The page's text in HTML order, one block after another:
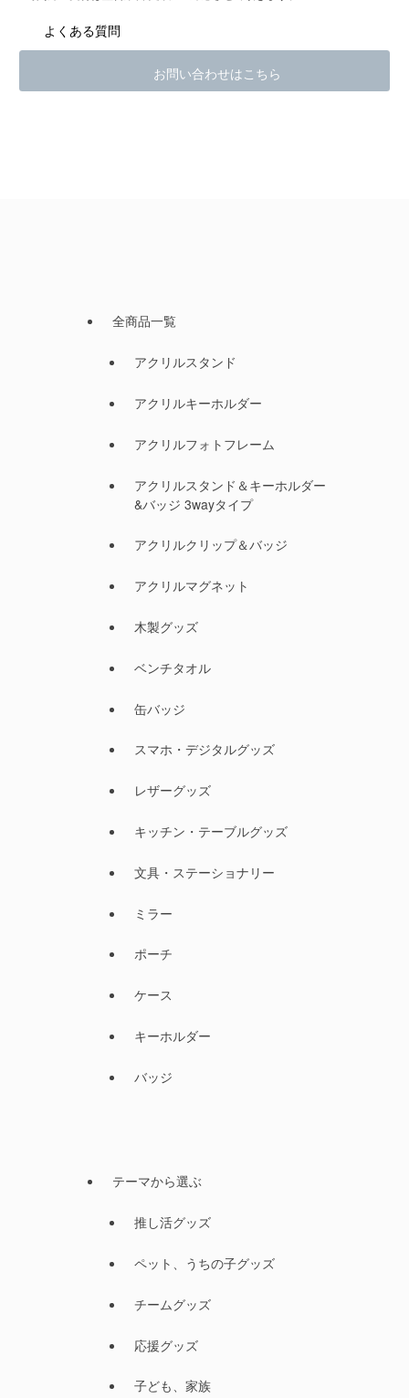
よくある質問
お問い合わせはこちら
全商品一覧
アクリルスタンド
アクリルキーホルダー
アクリルフォトフレーム
アクリルスタンド＆キーホルダー
&バッジ 3wayタイプ
アクリルクリップ＆バッジ
アクリルマグネット
木製グッズ
ベンチタオル
缶バッジ
スマホ・デジタルグッズ
レザーグッズ
キッチン・テーブルグッズ
文具・ステーショナリー
ミラー
ポーチ
ケース
キーホルダー
バッジ
テーマから選ぶ
推し活グッズ
ペット、うちの子グッズ
チームグッズ
応援グッズ
子ども、家族